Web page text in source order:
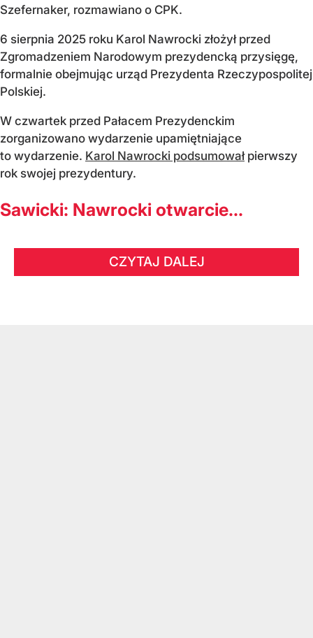
Szefernaker, rozmawiano o CPK.
6 sierpnia 2025 roku Karol Nawrocki złożył przed
Zgromadzeniem Narodowym prezydencką przysięgę,
formalnie obejmując urząd Prezydenta Rzeczypospolitej
Polskiej.
W czwartek przed Pałacem Prezydenckim
zorganizowano wydarzenie upamiętniające
to wydarzenie. Karol Nawrocki podsumowałpierwszy
rok swojej prezydentury.
Sawicki: Nawrocki otwarcie...
CZYTAJ DALEJ